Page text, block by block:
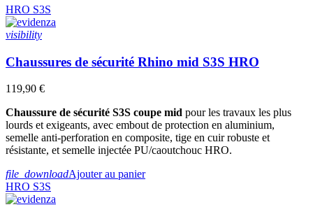
HRO S3S
visibility
Chaussures de sécurité Rhino mid S3S HRO
119,90 €
Chaussure de sécurité S3S coupe mid pour les travaux les plus
lourds et exigeants, avec embout de protection en aluminium,
semelle anti-perforation en composite, tige en cuir robuste et
résistante, et semelle injectée PU/caoutchouc HRO.
file_downloadAjouter au panier
HRO S3S